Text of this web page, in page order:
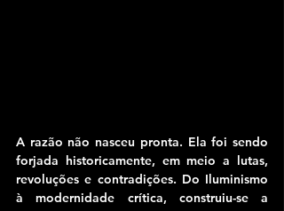
A razão não nasceu pronta. Ela foi sendo
forjada historicamente, em meio a lutas,
revoluções e contradições. Do Iluminismo
à modernidade crítica, construiu-se a